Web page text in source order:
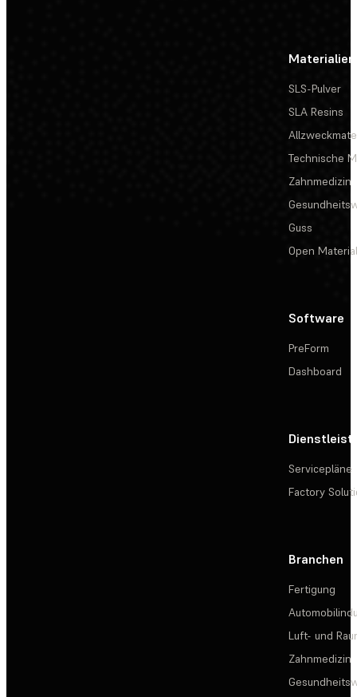
Materialien
SLS-Pulver
SLA Resins
Technische
Zahnmedizin
Guss
Open
Software
PreForm
Dashboard
Servicepläne
Factory
Branchen
Fertigung
Luft- und
Zahnmedizin